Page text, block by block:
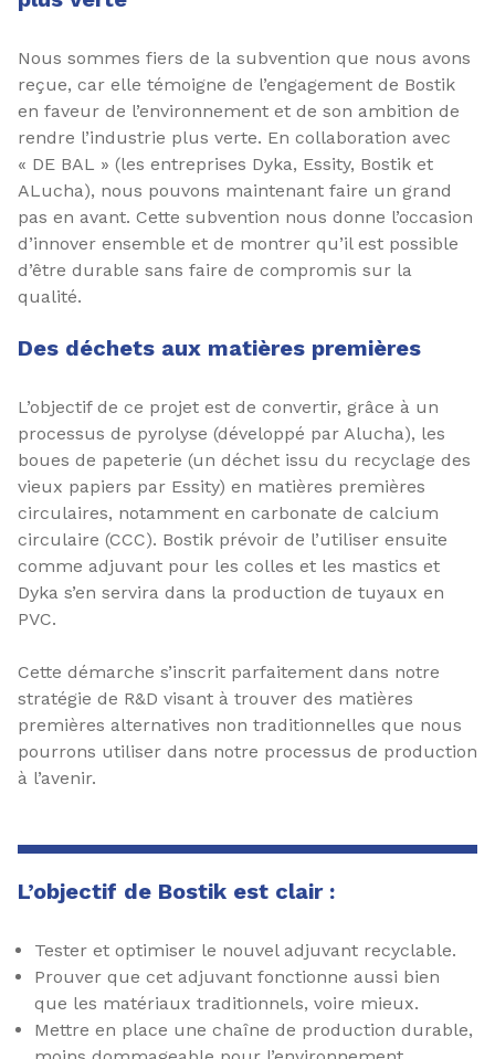
Nous sommes fiers de la subvention que nous avons
reçue, car elle témoigne de l’engagement de Bostik
en faveur de l’environnement et de son ambition de
rendre l’industrie plus verte. En collaboration avec
« DE BAL » (les entreprises Dyka, Essity, Bostik et
ALucha), nous pouvons maintenant faire un grand
pas en avant. Cette subvention nous donne l’occasion
d’innover ensemble et de montrer qu’il est possible
d’être durable sans faire de compromis sur la
qualité.
Des déchets aux matières premières
L’objectif de ce projet est de convertir, grâce à un
processus de pyrolyse (développé par Alucha), les
boues de papeterie (un déchet issu du recyclage des
vieux papiers par Essity) en matières premières
circulaires, notamment en carbonate de calcium
circulaire (CCC). Bostik prévoir de l’utiliser ensuite
comme adjuvant pour les colles et les mastics et
Dyka s’en servira dans la production de tuyaux en
PVC.
Cette démarche s’inscrit parfaitement dans notre
stratégie de R&D visant à trouver des matières
premières alternatives non traditionnelles que nous
pourrons utiliser dans notre processus de production
à l’avenir.
L’objectif de Bostik est clair :
Tester et optimiser le nouvel adjuvant recyclable.
Prouver que cet adjuvant fonctionne aussi bien
que les matériaux traditionnels, voire mieux.
Mettre en place une chaîne de production durable,